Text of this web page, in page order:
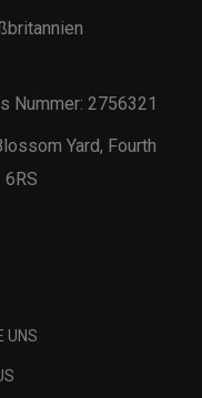
Nummer: 2756321
Yard, Fourth
6RS
UNS